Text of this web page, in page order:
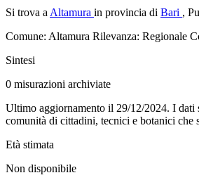
Si trova a Altamura in provincia di Bari ,
Comune: Altamura Rilevanza: Regionale
Sintesi
0 misurazioni archiviate
Ultimo aggiornamento il 29/12/2024. I dati
comunità di cittadini, tecnici e botanici che
Età stimata
Non disponibile